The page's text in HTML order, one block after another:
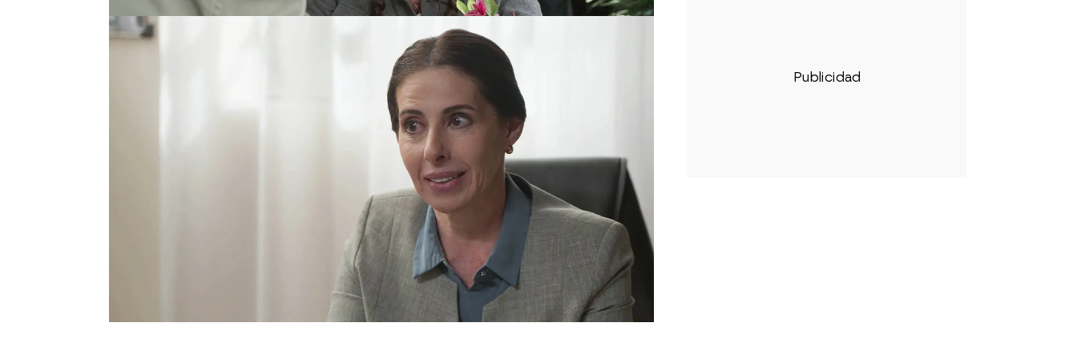
Las palabras de la joven conmueven profundamente a
Guillermina, que apenas puede contener la emoción y termina
abrazando a la prima de Elsa. En ese momento,
aparece y se extraña de la cercanía entre ambas.
"No sabía que le tenías tanto cariño a mi sobrina"
empresario a la profesora. Guillermina se pone muy nerviosa al
verlo y Nora se da cuenta enseguida. Más tarde, le pregunta a
Armando si ocurrió algo entre ellos, pero él niega cualquier
le dice que no imagine cosas.